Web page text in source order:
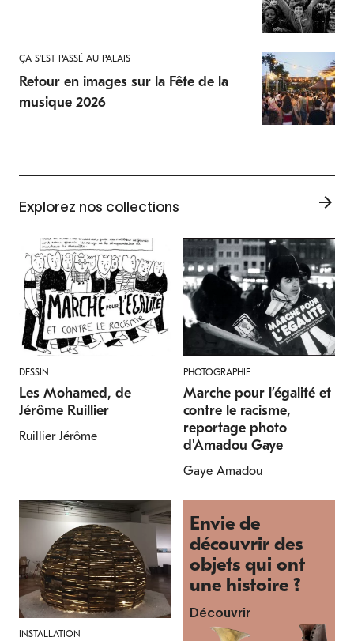
ÇA S'EST PASSÉ AU PALAIS
Retour en images sur la Fête de la
musique 2026
Explorez nos collections
DESSIN
Les Mohamed, de
Jérôme Ruillier
Ruillier Jérôme
PHOTOGRAPHIE
Marche pour l’égalité et
contre le racisme,
reportage photo
d'Amadou Gaye
Gaye Amadou
INSTALLATION
Envie de
découvrir des
objets qui ont
une histoire ?
Découvrir